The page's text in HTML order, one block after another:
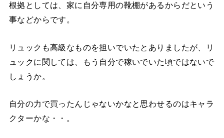
根拠としては、家に自分専用の靴棚があるからだという
事などからです。
リュックも高級なものを担いでいたとありましたが、リ
ュックに関しては、もう自分で稼いでいた頃ではないで
しょうか。
自分の力で買ったんじゃないかなと思わせるのはキャラ
クターかな・・。